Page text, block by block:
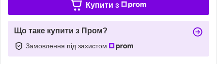
Купити з
Що таке купити з Пром?
Замовлення під захистом